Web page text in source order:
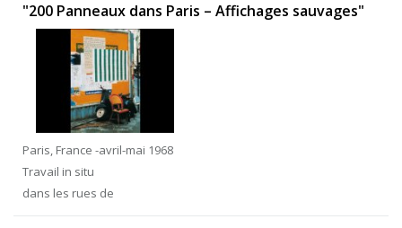
"200 Panneaux dans Paris – Affichages sauvages"
Paris, France -avril-mai 1968
Travail in situ
dans les rues de